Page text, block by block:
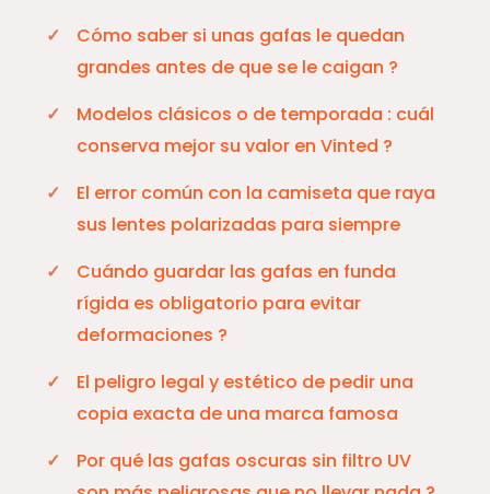
Cómo saber si unas gafas le quedan
grandes antes de que se le caigan ?
Modelos clásicos o de temporada : cuál
conserva mejor su valor en Vinted ?
El error común con la camiseta que raya
sus lentes polarizadas para siempre
Cuándo guardar las gafas en funda
rígida es obligatorio para evitar
deformaciones ?
El peligro legal y estético de pedir una
copia exacta de una marca famosa
Por qué las gafas oscuras sin filtro UV